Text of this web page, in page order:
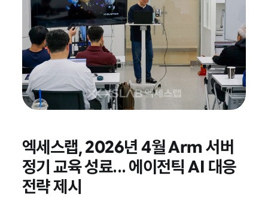
엑세스랩, 2026년 4월 Arm 서버
정기 교육 성료... 에이전틱 AI 대응
전략 제시